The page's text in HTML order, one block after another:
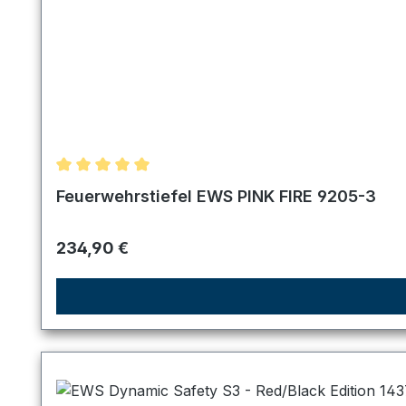
Durchschnittliche Bewertung von 5 von 5 Sternen
Feuerwehrstiefel EWS PINK FIRE 9205-3
Regulärer Preis:
234,90 €